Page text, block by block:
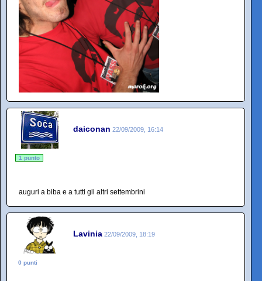
daiconan 22/09/2009, 16:14
1 punto
auguri a biba e a tutti gli altri settembrini
Lavinia 22/09/2009, 18:19
0 punti